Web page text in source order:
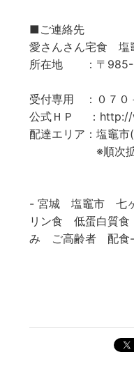
■ご連絡先
愛さんさん宅食 塩
所在地 ：〒985-
受付専用 ：０７０
公式ＨＰ ：http://
配達エリア：塩竈
※順次拡大
- 宮城 塩竈市 七
リン食 低蛋白質
み ご高齢者 配食-